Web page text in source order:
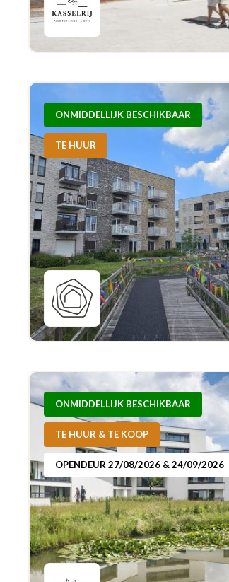
ONMIDDELLIJK BESCHIKBAAR
TE HUUR
ONMIDDELLIJK BESCHIKBAAR
TE HUUR & TE KOOP
OPENDEUR 27/08/2026 & 24/09/2026